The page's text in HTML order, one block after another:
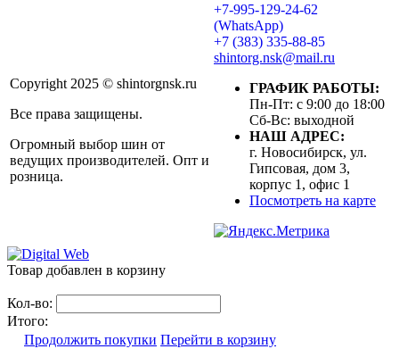
Copyright 2025 © shintorgnsk.ru
Все права защищены.
Огромный выбор шин от
ведущих производителей. Опт и
розница.
+7-995-129-24-62
(WhatsApp)
+7 (383) 335-88-85
shintorg.nsk@mail.ru
ГРАФИК РАБОТЫ:
Пн-Пт: с 9:00 до 18:00
Сб-Вс: выходной
НАШ АДРЕС:
г. Новосибирск, ул.
Гипсовая, дом 3,
корпус 1, офис 1
Посмотреть на карте
Товар добавлен в корзину
Кол-во:
Итого:
Продолжить покупки Перейти в корзину